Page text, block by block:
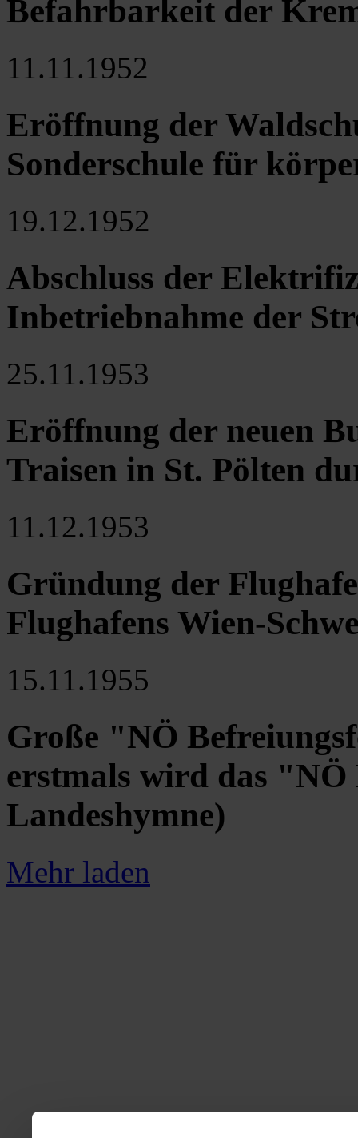
Befahrbarkeit der
11.11.1952
Eröffnung der
Sonderschule für
19.12.1952
Abschluss der
Inbetriebnahme der
25.11.1953
Eröffnung der neuen
Traisen in St. Pölten
11.12.1953
Gründung der
Flughafens Wien-
15.11.1955
Große "NÖ
erstmals wird das
Landeshymne)
Mehr laden